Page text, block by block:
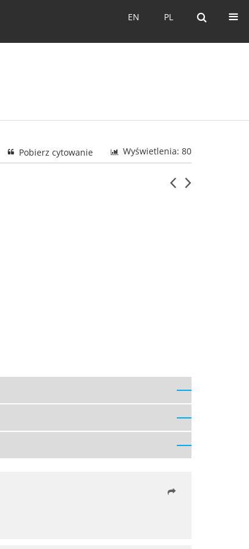
PL
EN PL
EN
Wyświetlenia: 80
Pobierz cytowanie